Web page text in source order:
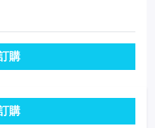
購
購